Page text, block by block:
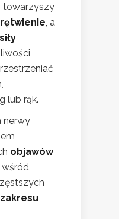
towarzyszy
, a
lub rąk.
nerwy
objawów
, wśród